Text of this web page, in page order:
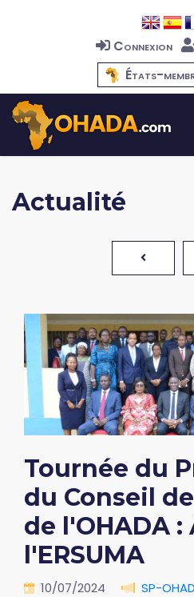
Connexion
États-
Actualité
Tournée du
du Conseil
de l'OHADA :
l'ERSUMA
10/07/2024 SP-